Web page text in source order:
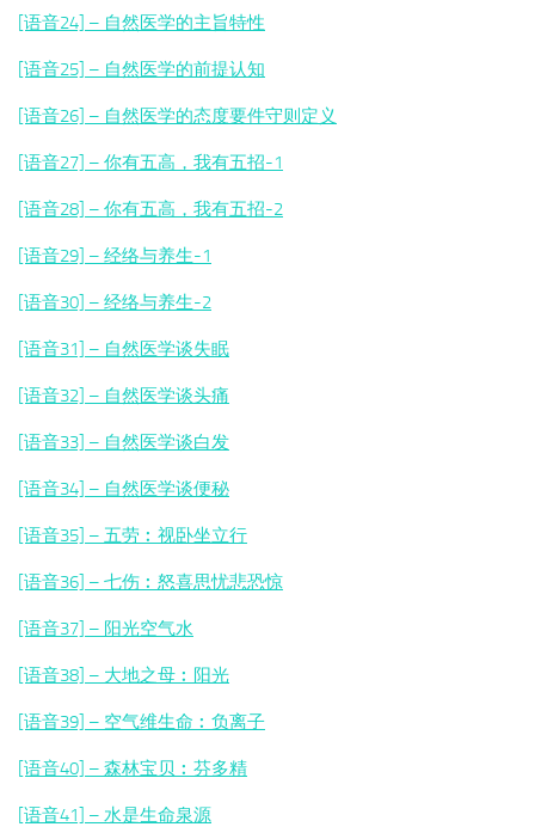
[语音24] – 自然医学的主旨特性
[语音25] – 自然医学的前提认知
[语音26] – 自然医学的态度要件守则定义
[语音27] – 你有五高，我有五招-1
[语音28] – 你有五高，我有五招-2
[语音29] – 经络与养生-1
[语音30] – 经络与养生-2
[语音31] – 自然医学谈失眠
[语音32] – 自然医学谈头痛
[语音33] – 自然医学谈白发
[语音34] – 自然医学谈便秘
[语音35] – 五劳︰视卧坐立行
[语音36] – 七伤︰怒喜思忧悲恐惊
[语音37] – 阳光空气水
[语音38] – 大地之母︰阳光
[语音39] – 空气维生命︰ 负离子
[语音40] – 森林宝贝︰芬多精
[语音41] – 水是生命泉源